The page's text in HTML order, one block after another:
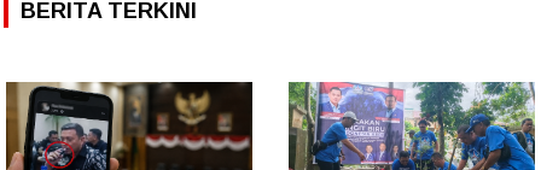
BERITA TERKINI